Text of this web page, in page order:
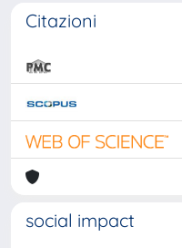
Citazioni
social impact